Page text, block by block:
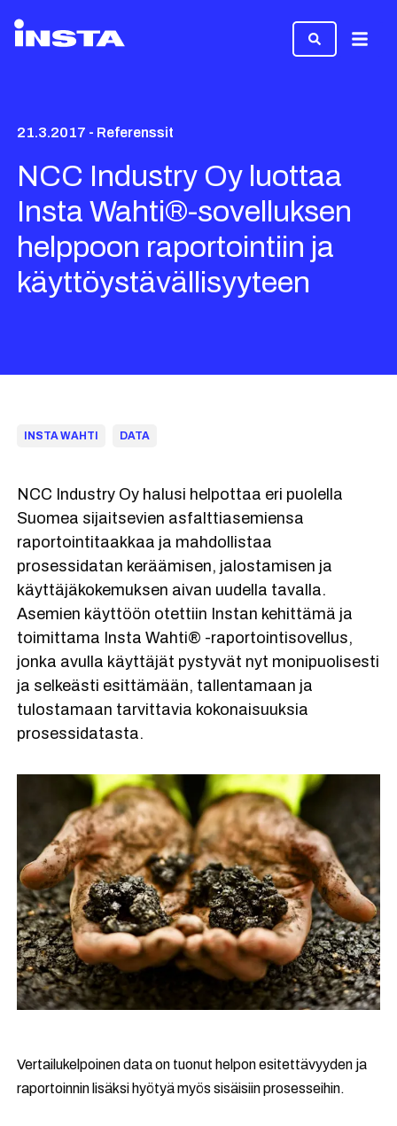
21.3.2017 - Referenssit
NCC Industry Oy luottaa
Insta Wahti®-sovelluksen
helppoon raportointiin ja
käyttöystävällisyyteen
INSTA WAHTI DATA
NCC Industry Oy halusi helpottaa eri puolella
Suomea sijaitsevien asfalttiasemiensa
raportointitaakkaa ja mahdollistaa
prosessidatan keräämisen, jalostamisen ja
käyttäjäkokemuksen aivan uudella tavalla.
Asemien käyttöön otettiin Instan kehittämä ja
toimittama Insta Wahti® -raportointisovellus,
jonka avulla käyttäjät pystyvät nyt monipuolisesti
ja selkeästi esittämään, tallentamaan ja
tulostamaan tarvittavia kokonaisuuksia
prosessidatasta.
Vertailukelpoinen data on tuonut helpon esitettävyyden ja
raportoinnin lisäksi hyötyä myös sisäisiin prosesseihin.